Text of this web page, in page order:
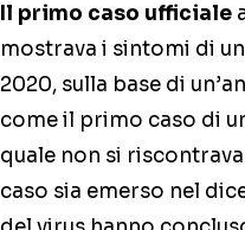
Il primo caso ufficiale
mostrava i sintomi di
2020, sulla base di
come il primo caso di
quale non si
caso sia emerso nel